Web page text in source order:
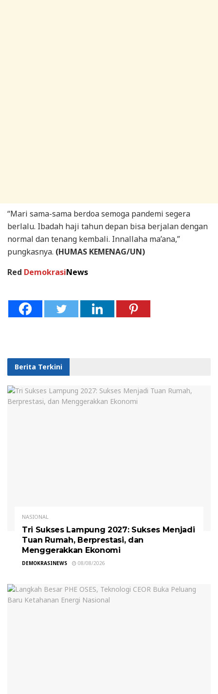
“Mari sama-sama berdoa semoga pandemi segera
berlalu. Ibadah haji tahun depan bisa berjalan dengan
normal dan tenang kembali. Innallaha ma’ana,”
pungkasnya. (HUMAS KEMENAG/UN)
Red DemokrasiNews
Berita Terkini
NASIONAL
Tri Sukses Lampung 2027: Sukses Menjadi
Tuan Rumah, Berprestasi, dan
Menggerakkan Ekonomi
DEMOKRASINEWS 08/08/2026